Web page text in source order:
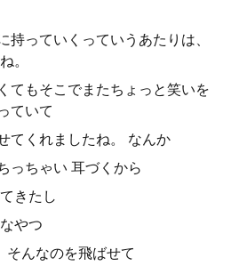
持っていくっていうあたりは、
。
てもそこでまたちょっと笑いを
ていて
てくれましたね。 なんか
っちゃい 耳づくから
きたし
やつ
そんなのを飛ばせて